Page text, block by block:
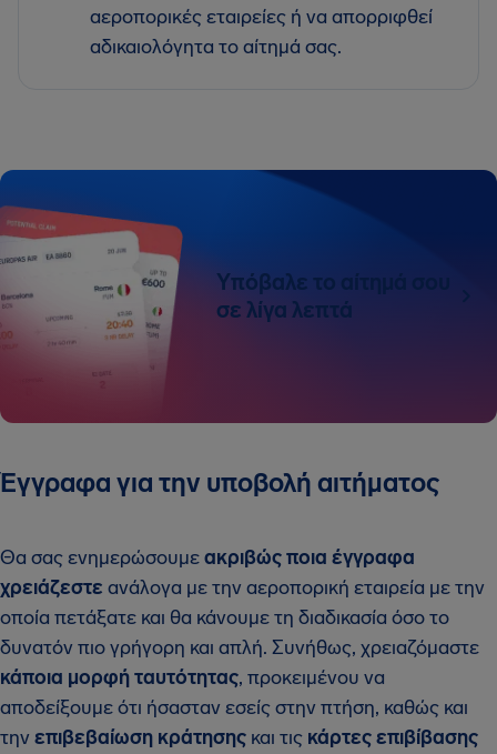
αεροπορικές εταιρείες ή να απορριφθεί
αδικαιολόγητα το αίτημά σας.
Υπόβαλε το αίτημά σου
σε λίγα λεπτά
Έγγραφα για την υποβολή αιτήματος
Θα σας ενημερώσουμεακριβώς ποια έγγραφα
χρειάζεστε ανάλογα με την αεροπορική εταιρεία με την
οποία πετάξατε και θα κάνουμε τη διαδικασία όσο το
δυνατόν πιο γρήγορη και απλή. Συνήθως, χρειαζόμαστε
κάποια μορφή ταυτότητας, προκειμένου να
αποδείξουμε ότι ήσασταν εσείς στην πτήση, καθώς και
τηνεπιβεβαίωση κράτησης και τις κάρτες επιβίβασης